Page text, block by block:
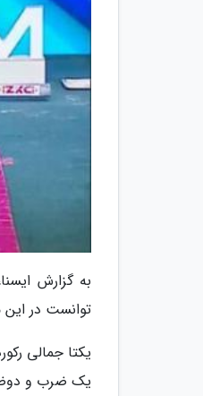
توانست در
یک ضرب و